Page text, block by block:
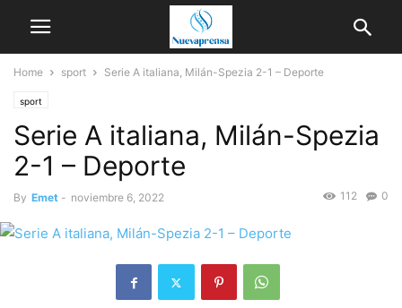
Home sport Serie A italiana, Milán-Spezia 2-1 – Deporte
sport
Serie A italiana, Milán-Spezia
2-1 – Deporte
By Emet - noviembre 6, 2022 0
112